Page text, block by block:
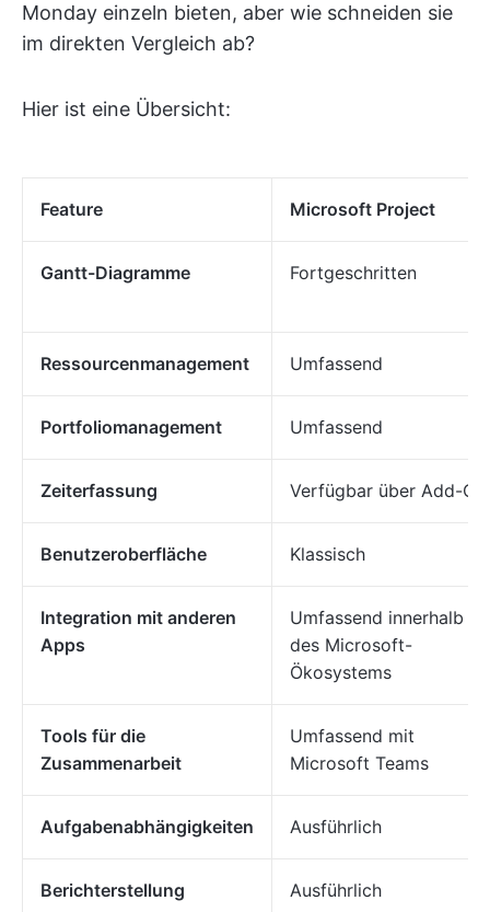
Monday einzeln bieten, aber wie schneiden sie
im direkten Vergleich ab?
Hier ist eine Übersicht:
Feature Microsoft Project
Gantt-Diagramme Fortgeschritten
Ressourcenmanagement Umfassend
Portfoliomanagement Umfassend
Zeiterfassung Verfügbar über Add-
Benutzeroberfläche Klassisch
Integration mit anderen
Apps
Umfassend innerhalb
des Microsoft-
Ökosystems
Tools für die
Zusammenarbeit
Umfassend mit
Microsoft Teams
Aufgabenabhängigkeiten Ausführlich
Berichterstellung Ausführlich